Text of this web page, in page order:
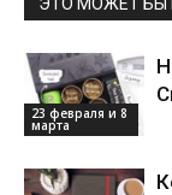
23 февраля и 8
марта